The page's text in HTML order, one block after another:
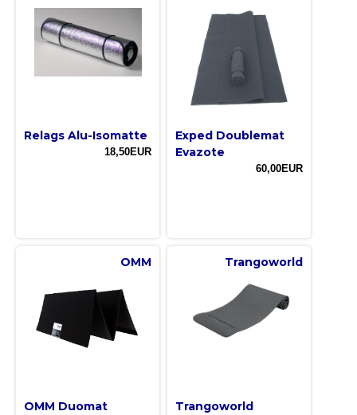
Relags Alu-Isomatte
18,50EUR
Exped Doublemat
Evazote
60,00EUR
OMM
OMM Duomat
Trangoworld
Trangoworld